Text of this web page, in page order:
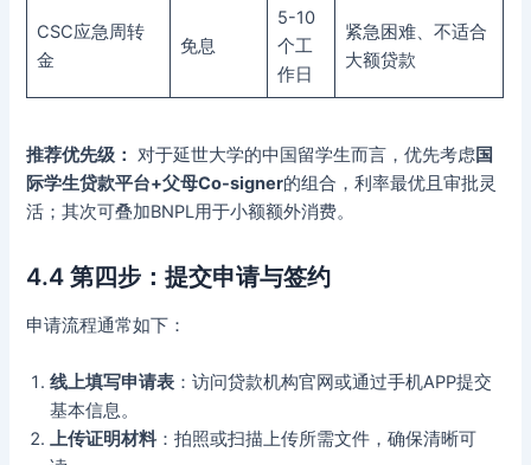
CSC应急周转
金
免息
5-10
个工
作日
紧急困难、不适合
大额贷款
推荐优先级： 对于延世大学的中国留学生而言，优先考虑国
际学生贷款平台+父母Co-signer的组合，利率最优且审批灵
活；其次可叠加BNPL用于小额额外消费。
4.4 第四步：提交申请与签约
申请流程通常如下：
线上填写申请表 ：访问贷款机构官网或通过手机APP提交
基本信息。
上传证明材料 ：拍照或扫描上传所需文件，确保清晰可